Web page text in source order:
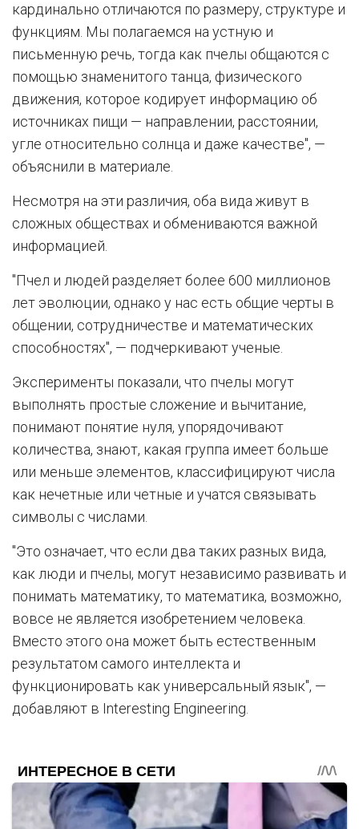
кардинально отличаются по размеру, структуре и
функциям. Мы полагаемся на устную и
письменную речь, тогда как пчелы общаются с
помощью знаменитого танца, физического
движения, которое кодирует информацию об
источниках пищи — направлении, расстоянии,
угле относительно солнца и даже качестве", —
объяснили в материале.
Несмотря на эти различия, оба вида живут в
сложных обществах и обмениваются важной
информацией.
"Пчел и людей разделяет более 600 миллионов
лет эволюции, однако у нас есть общие черты в
общении, сотрудничестве и математических
способностях", — подчеркивают ученые.
Эксперименты показали, что пчелы могут
выполнять простые сложение и вычитание,
понимают понятие нуля, упорядочивают
количества, знают, какая группа имеет больше
или меньше элементов, классифицируют числа
как нечетные или четные и учатся связывать
символы с числами.
"Это означает, что если два таких разных вида,
как люди и пчелы, могут независимо развивать и
понимать математику, то математика, возможно,
вовсе не является изобретением человека.
Вместо этого она может быть естественным
результатом самого интеллекта и
функционировать как универсальный язык", —
добавляют в Interesting Engineering.